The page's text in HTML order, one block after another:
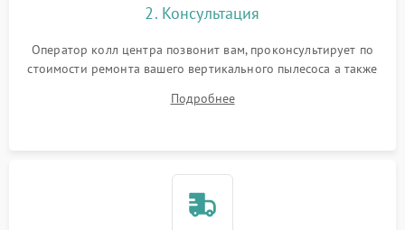
2. Консультация
Оператор колл центра позвонит вам, проконсультирует по
стоимости ремонта вашего вертикального пылесоса а также
Подробнее